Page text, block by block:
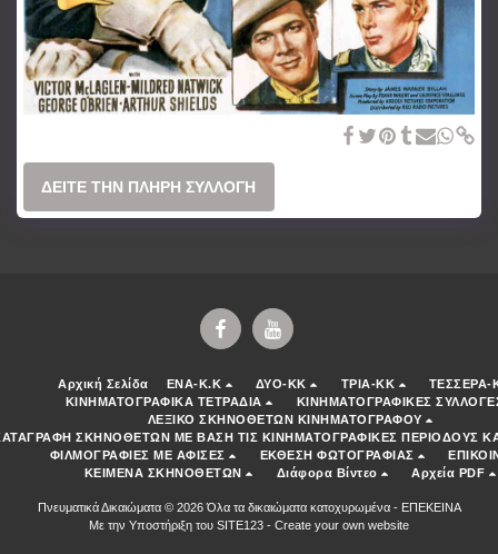
ΔΕΊΤΕ ΤΗΝ ΠΛΉΡΗ ΣΥΛΛΟΓΉ
Αρχική Σελίδα ENA-K.K ΔΥΟ-ΚΚ ΤΡΙΑ-ΚΚ
ΤΕΣΣΕΡΑ-
ΚΙΝΗΜΑΤΟΓΡΑΦΙΚΑ ΤΕΤΡΑΔΙΑ
ΚΙΝΗΜΑΤΟΓΡΑΦΙΚΕΣ
ΛΕΞΙΚΟ ΣΚΗΝΟΘΕΤΩΝ ΚΙΝΗΜΑΤΟΓΡΑΦΟΥ
ΣΚΗΝΟΘΕΤΩΝ ΜΕ ΒΑΣΗ ΤΙΣ ΚΙΝΗΜΑΤΟΓΡΑΦΙΚΕΣ ΠΕΡΙΟΔΟΥΣ
ΦΙΛΜΟΓΡΑΦΙΕΣ ΜΕ ΑΦΙΣΕΣ
ΕΚΘΕΣΗ ΦΩΤΟΓΡΑΦΙΑΣ
ΚΕΙΜΕΝΑ ΣΚΗΝΟΘΕΤΩΝ
Διάφορα Βίντεο Αρχεία PDF
Πνευματικά Δικαιώματα © 2026 Όλα τα δικαιώματα κατοχυρωμένα - ΕΠΕΚΕΙΝΑ
Με την Υποστήριξη του SITE123 - Create your own website